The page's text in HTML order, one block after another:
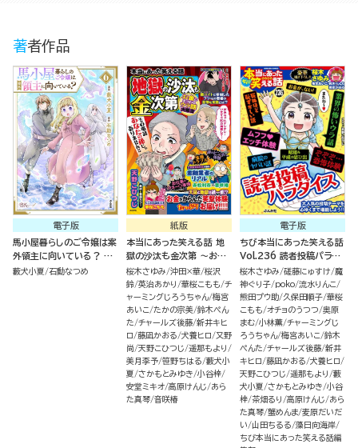
著者作品
電子版
馬小屋暮らしのご令嬢は案
外領主に向いている？ コ
ミック版 （6）
藪犬小夏 石動なつめ
紙版
本当にあった笑える話 地
獄の沙汰も金次第 ～お金
にまつわるウラ話大集合～
桜木さゆみ 沖田×華 桜沢
鈴 英治あかり 華桜こもも チ
ャーミングじろうちゃん 梅宮
あいこ たかの宗美 鈴木ぺん
た チャールズ後藤 新井キヒ
ロ 藤凪かおる 犬養ヒロ 又野
尚 天野こひつじ 遥那もより
美月李予 笹野ちはる 藪犬小
夏 さかもとみゆき 小谷梓
安堂ミキオ 高原けんじ
あら
た真琴 音咲椿
電子版
ちび本当にあった笑える話
Vol.236 読者投稿パラダ
イス
桜木さゆみ 磋藤にゅすけ 魔
神ぐり子 poko 流水りんこ
熊田プウ助 久保田順子 華桜
こもも オチョのうつつ 奥原
まむ 小林薫 チャーミングじ
ろうちゃん 梅宮あいこ 鈴木
ぺんた チャールズ後藤 新井
キヒロ 藤凪かおる 犬養ヒロ
天野こひつじ 遥那もより
藪
犬小夏 さかもとみゆき 小谷
梓 茶畑るり 高原けんじ
あら
た真琴 蟹めんま 麦原だいだ
い
山田ちるる 藻日向海岸
ちび本当にあった笑える話編